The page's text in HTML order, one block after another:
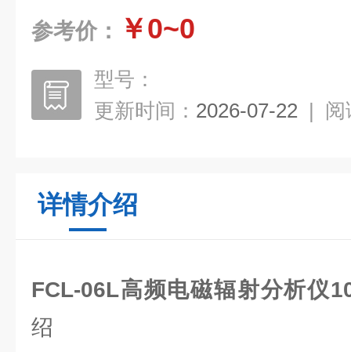
参考价： ￥0~0
型号：
更新时间： 2026-07-22 | 阅
详情介绍
FCL-06L高频电磁辐射分析仪
绍